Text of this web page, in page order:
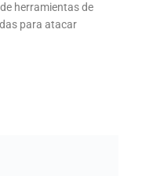
herramientas de
para atacar